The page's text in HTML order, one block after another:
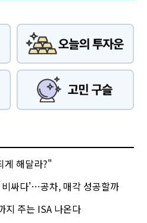
게 해달라?"
싸다'…공차, 매각 성공할까
지 주는 ISA 나온다